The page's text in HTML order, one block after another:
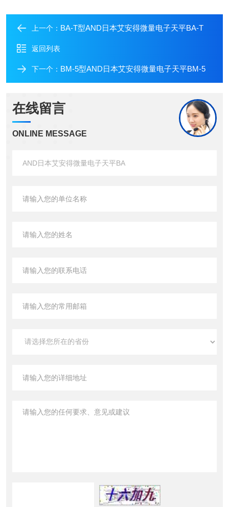
上一个： BA-T型AND日本艾安得微量电子天平BA-T
返回列表
下一个： BM-5型AND日本艾安得微量电子天平BM-5
在线留言
ONLINE MESSAGE